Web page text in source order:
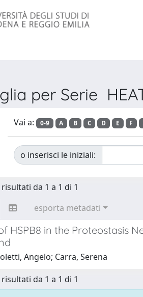
per Serie
Vai a: 0-9 A B C D E F
o inserisci le iniziali:
da 1 a 1 di 1
esporta metadati
HSPB8 in the Proteostasis
Angelo; Carra, Serena
da 1 a 1 di 1